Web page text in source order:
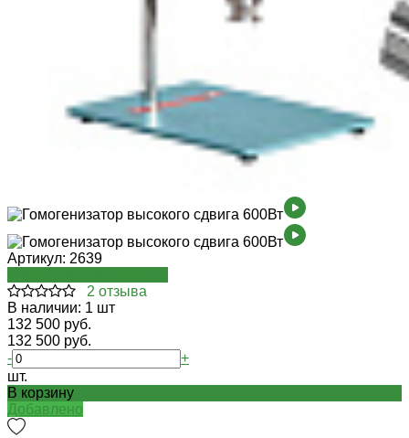
Артикул: 2639
2 отзыва
В наличии: 1 шт
132 500 руб.
132 500 руб.
-
+
шт.
В корзину
Добавлено